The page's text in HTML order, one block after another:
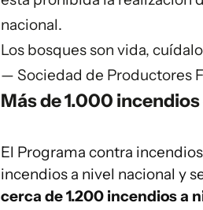
nacional.
Los bosques son vida,
— Sociedad de Productores
Más de 1.000
El Programa contra
incendios a nivel nacional y
cerca de 1.200 incendios a